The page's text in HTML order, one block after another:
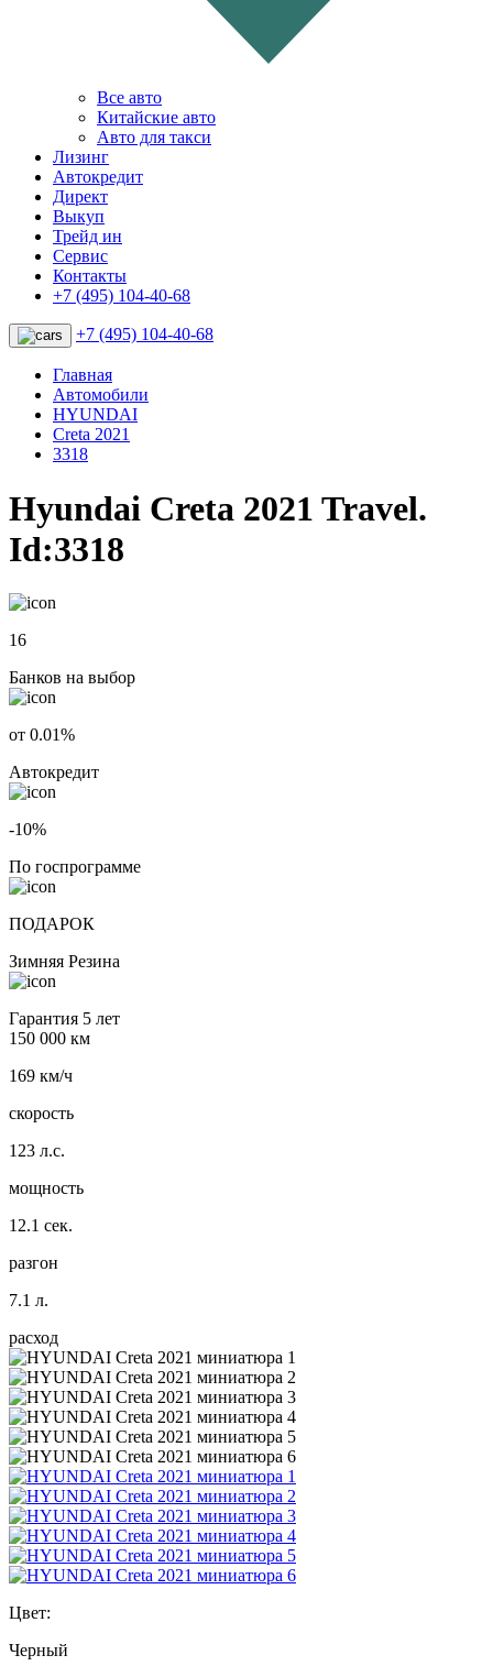
Все авто
Китайские авто
Авто для такси
Лизинг
Автокредит
Директ
Выкуп
Трейд ин
Сервис
Контакты
+7 (495) 104-40-68
+7 (495) 104-40-68
Главная
Автомобили
HYUNDAI
Creta 2021
3318
Hyundai Creta 2021 Travel.
Id:3318
16
Банков на выбор
от 0.01%
Автокредит
-10%
По госпрограмме
ПОДАРОК
Зимняя Резина
Гарантия 5 лет
150 000 км
169 км/ч
скорость
123 л.с.
мощность
12.1 сек.
разгон
7.1 л.
расход
Цвет:
Черный